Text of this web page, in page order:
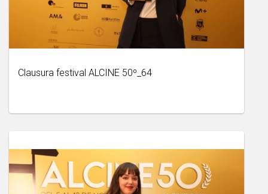
Clausura festival ALCINE 50º_64